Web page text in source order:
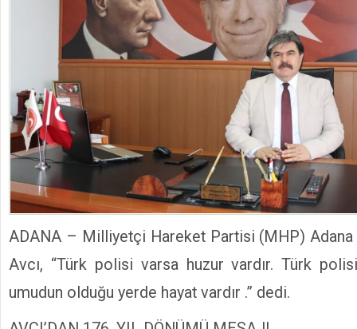
ADANA – Milliyetçi Hareket Partisi (MHP) Adana
Avcı, “Türk polisi varsa huzur vardır. Türk
umudun olduğu yerde hayat vardır .” dedi.